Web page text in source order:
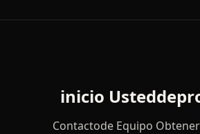
inicio
Contactode Equipo